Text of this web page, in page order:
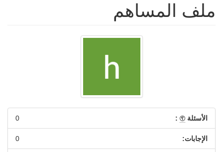
ملف المساهم
الأسئلة :
0
الإجابات: 0